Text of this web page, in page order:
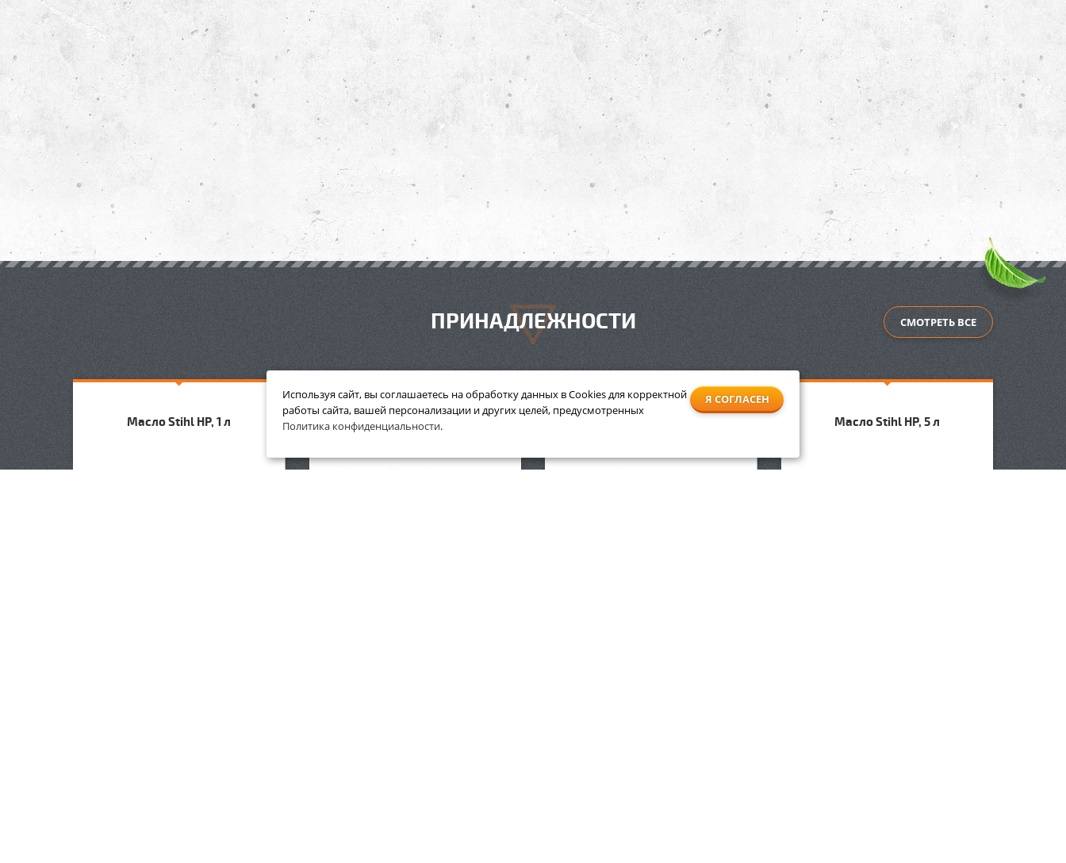
ПРИНАДЛЕЖНОСТИ СМОТРЕТЬ ВСЕ
Масло Stihl HP, 1 л Масло Stihl HP, 1 л с дозатором Масло Stihl HP, 10 л Масло Stihl HP, 5 л
Используя сайт, вы соглашаетесь на обработку данных в Cookies для корректной
работы сайта, вашей персонализации и других целей, предусмотренных
Политика конфиденциальности.
Я СОГЛАСЕН